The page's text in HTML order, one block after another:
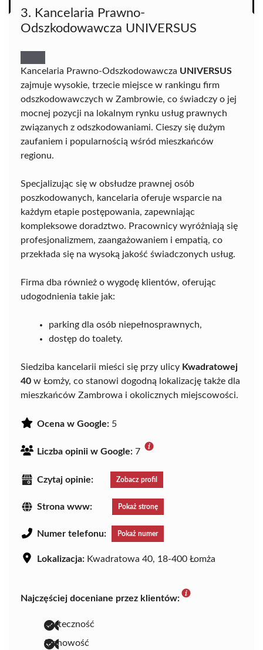
3. Kancelaria Prawno-
Odszkodowawcza UNIVERSUS
Kancelaria Prawno-Odszkodowawcza UNIVERSUS
zajmuje wysokie, trzecie miejsce w rankingu firm
odszkodowawczych w Zambrowie, co świadczy o jej
mocnej pozycji na lokalnym rynku usług prawnych
związanych z odszkodowaniami. Cieszy się dużym
zaufaniem i popularnością wśród mieszkańców
regionu.
Specjalizując się w obsłudze prawnej osób
poszkodowanych, kancelaria oferuje wsparcie na
każdym etapie postępowania, zapewniając
kompleksowe doradztwo. Pracownicy wyróżniają się
profesjonalizmem, zaangażowaniem i empatią, co
przekłada się na wysoką jakość świadczonych usług.
Firma dba również o wygodę klientów, oferując
udogodnienia takie jak:
parking dla osób niepełnosprawnych,
dostęp do toalety.
Siedziba kancelarii mieści się przy ulicy Kwadratowej
40 w Łomży, co stanowi dogodną lokalizację także dla
mieszkańców Zambrowa i okolicznych miejscowości.
Ocena w Google: 5
Liczba opinii w Google: 7
Czytaj opinie: Zobacz profil
Strona www: Pokaż stronę
Numer telefonu: Pokaż numer
Lokalizacja: Kwadratowa 40, 18-400 Łomża
Najczęściej doceniane przez klientów:
skuteczność
fachowość